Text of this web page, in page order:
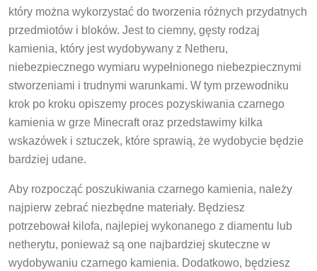
który można wykorzystać do tworzenia różnych przydatnych
przedmiotów i bloków. Jest to ciemny, gęsty rodzaj
kamienia, który jest wydobywany z Netheru,
niebezpiecznego wymiaru wypełnionego niebezpiecznymi
stworzeniami i trudnymi warunkami. W tym przewodniku
krok po kroku opiszemy proces pozyskiwania czarnego
kamienia w grze Minecraft oraz przedstawimy kilka
wskazówek i sztuczek, które sprawią, że wydobycie będzie
bardziej udane.
Aby rozpocząć poszukiwania czarnego kamienia, należy
najpierw zebrać niezbędne materiały. Będziesz
potrzebował kilofa, najlepiej wykonanego z diamentu lub
netherytu, ponieważ są one najbardziej skuteczne w
wydobywaniu czarnego kamienia. Dodatkowo, będziesz